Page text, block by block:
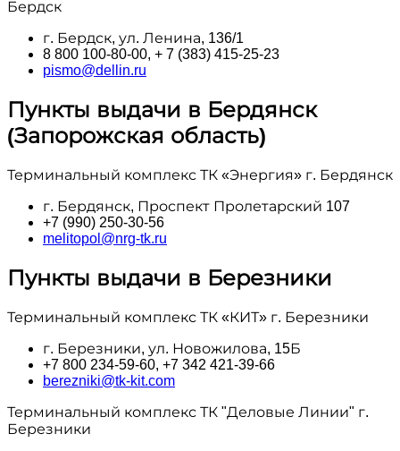
Бердск
г. Бердск, ул. Ленина, 136/1
8 800 100‑80-00, + 7 (383) 415-25-23
pismo@dellin.ru
Пункты выдачи в Бердянск
(Запорожская область)
Терминальный комплекс ТК «Энергия» г. Бердянск
г. Бердянск, Проспект Пролетарский 107
+7 (990) 250-30-56
melitopol@nrg-tk.ru
Пункты выдачи в Березники
Терминальный комплекс ТК «КИТ» г. Березники
г. Березники, ул. Новожилова, 15Б
+7 800 234-59-60, +7 342 421-39-66
berezniki@tk-kit.com
Терминальный комплекс ТК "Деловые Линии" г.
Березники